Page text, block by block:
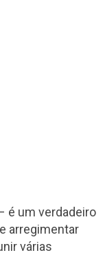
é um verdadeiro
arregimentar
várias